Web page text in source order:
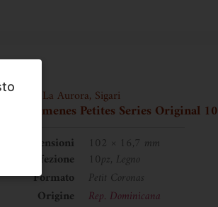
La Aurora, Sigari
Jimenes Petites Series Original 10
Dimensioni
102 × 16,7 mm
Confezione
10pz, Legno
Formato
Petit Coronas
Origine
Rep. Dominicana